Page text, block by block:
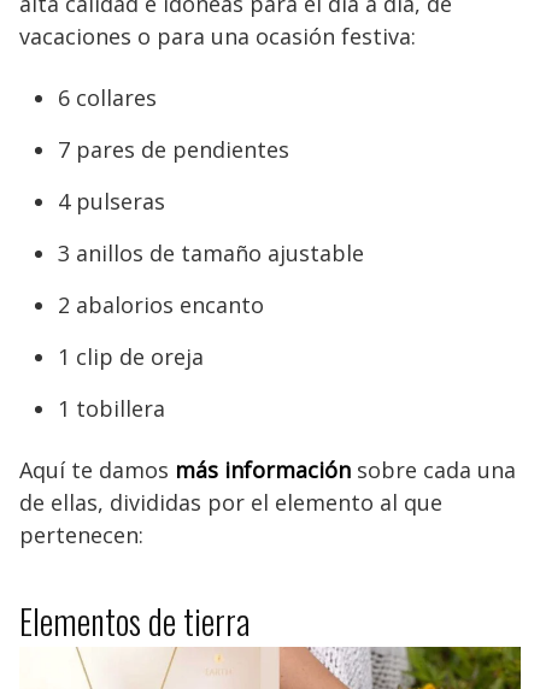
vacaciones o para una ocasión festiva:
6 collares
7 pares de pendientes
4 pulseras
3 anillos de tamaño ajustable
2 abalorios encanto
1 clip de oreja
1 tobillera
Aquí te damos más información sobre cada una
de ellas, divididas por el elemento al que
pertenecen:
Elementos de tierra